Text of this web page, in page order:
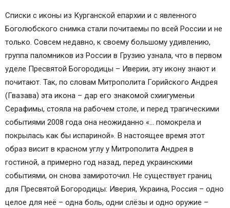
Списки с иконы из Курганской епархии и с явленного
Боголюбского снимка стали почитаемы по всей России и не
только. Совсем недавно, к своему большому удивлению,
группа паломников из России в Грузию узнала, что в первом
уделе Пресвятой Богородицы – Иверии, эту икону знают и
почитают. Так, по словам Митрополита Горийского Андрея
(Гвазава) эта икона – дар его знакомой схиигуменьи
Серафимы, стояла на рабочем столе, и перед трагическими
событиями 2008 года она неожиданно «… помокрела и
покрылась как бы испариной». В настоящее время этот
образ висит в красном углу у Митрополита Андрея в
гостиной, а примерно год назад, перед украинскими
событиями, он снова замироточил. Не существует границ
для Пресвятой Богородицы: Иверия, Украина, Россия – одно
целое для неё – одна боль, одни слёзы и одно оружие –